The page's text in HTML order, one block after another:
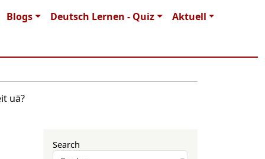
Blogs Deutsch Lernen - Quiz Aktuell
uä?
Search